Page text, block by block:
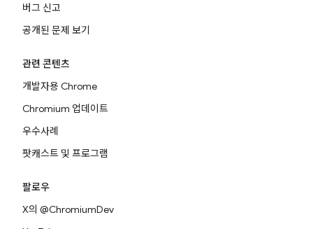
버그 신고
공개된 문제 보기
관련 콘텐츠
개발자용 Chrome
Chromium 업데이트
우수사례
팟캐스트 및 프로그램
팔로우
X의 @ChromiumDev